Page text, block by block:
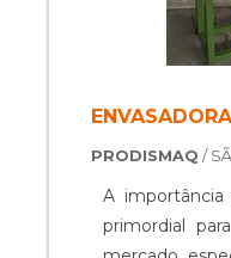
PRODISMAQ /
A importância
primordial